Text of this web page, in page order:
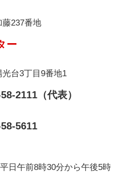
237番地
ー
台3丁目9番地1
2111（代表）
58-5611
日午前8時30分から午後5時